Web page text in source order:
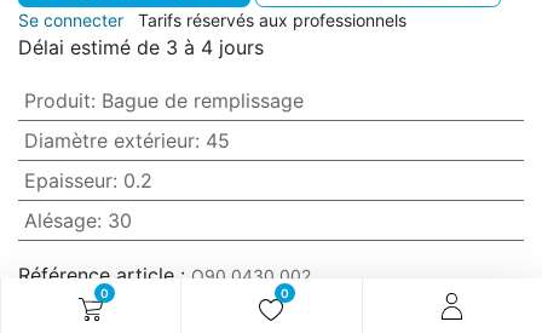
0 0
Se connecter Tarifs réservés aux professionnels
Délai estimé de 3 à 4 jours
Produit: Bague de remplissage
Diamètre extérieur: 45
Epaisseur: 0.2
Alésage: 30
Référence article : O90.0430.002